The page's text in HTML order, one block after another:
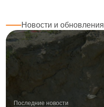
Новости и обновления
Последние новости